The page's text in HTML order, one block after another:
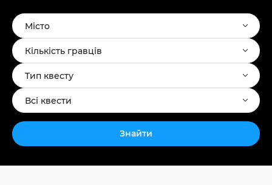
Місто
Кількість гравців
Тип квесту
Всі квести
Знайти